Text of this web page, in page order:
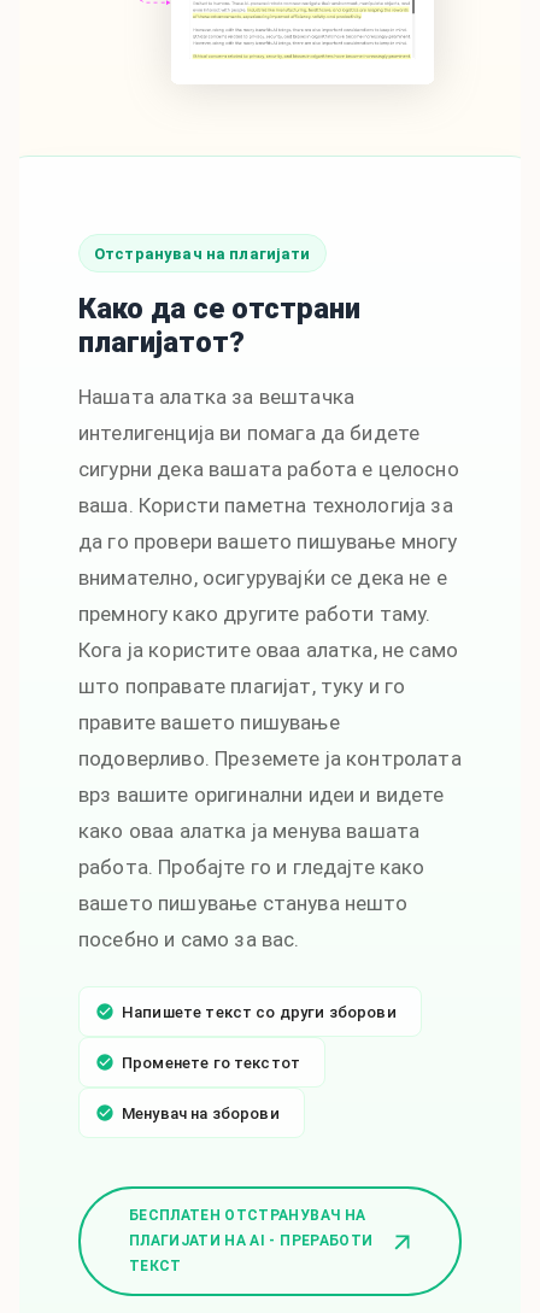
Отстранувач на плагијати
Како да се отстрани
плагијатот?
Нашата алатка за вештачка
интелигенција ви помага да бидете
сигурни дека вашата работа е целосно
ваша. Користи паметна технологија за
да го провери вашето пишување многу
внимателно, осигурувајќи се дека не е
премногу како другите работи таму.
Кога ја користите оваа алатка, не само
што поправате плагијат, туку и го
правите вашето пишување
подоверливо. Преземете ја контролата
врз вашите оригинални идеи и видете
како оваа алатка ја менува вашата
работа. Пробајте го и гледајте како
вашето пишување станува нешто
посебно и само за вас.
Напишете текст со други зборови
Променете го текстот
Менувач на зборови
БЕСПЛАТЕН ОТСТРАНУВАЧ НА
ПЛАГИЈАТИ НА AI - ПРЕРАБОТИ
ТЕКСТ